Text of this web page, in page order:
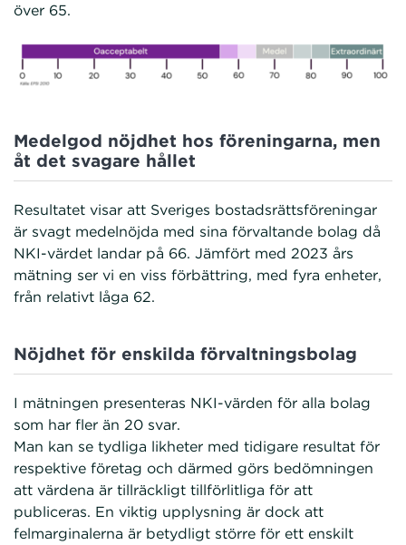
över 65.
Medelgod nöjdhet hos föreningarna, men
åt det svagare hållet
Resultatet visar att Sveriges bostadsrättsföreningar
är svagt medelnöjda med sina förvaltande bolag då
NKI-värdet landar på 66. Jämfört med 2023 års
mätning ser vi en viss förbättring, med fyra enheter,
från relativt låga 62.
Nöjdhet för enskilda förvaltningsbolag
I mätningen presenteras NKI-värden för alla bolag
som har fler än 20 svar.
Man kan se tydliga likheter med tidigare resultat för
respektive företag och därmed görs bedömningen
att värdena är tillräckligt tillförlitliga för att
publiceras. En viktig upplysning är dock att
felmarginalerna är betydligt större för ett enskilt